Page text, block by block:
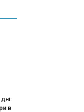
в